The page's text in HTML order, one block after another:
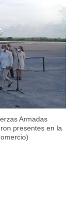
Armadas
presentes en la